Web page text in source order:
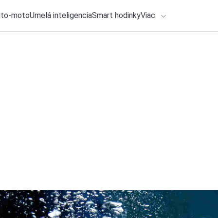
motoUmelá inteligenciaSmart hodinkyViac